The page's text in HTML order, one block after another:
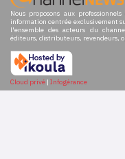
Nous proposons aux
information centrée exclusivement
l'ensemble des acteurs du
éditeurs, distributeurs, revendeurs,
Cloud privé | Infogérance